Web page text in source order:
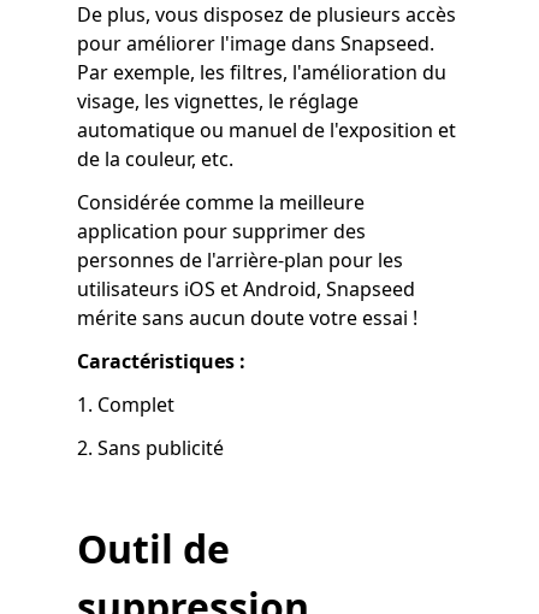
De plus, vous disposez de plusieurs accès
pour améliorer l'image dans Snapseed.
Par exemple, les filtres, l'amélioration du
visage, les vignettes, le réglage
automatique ou manuel de l'exposition et
de la couleur, etc.
Considérée comme la meilleure
application pour supprimer des
personnes de l'arrière-plan pour les
utilisateurs iOS et Android, Snapseed
mérite sans aucun doute votre essai !
Caractéristiques :
1. Complet
2. Sans publicité
Outil de